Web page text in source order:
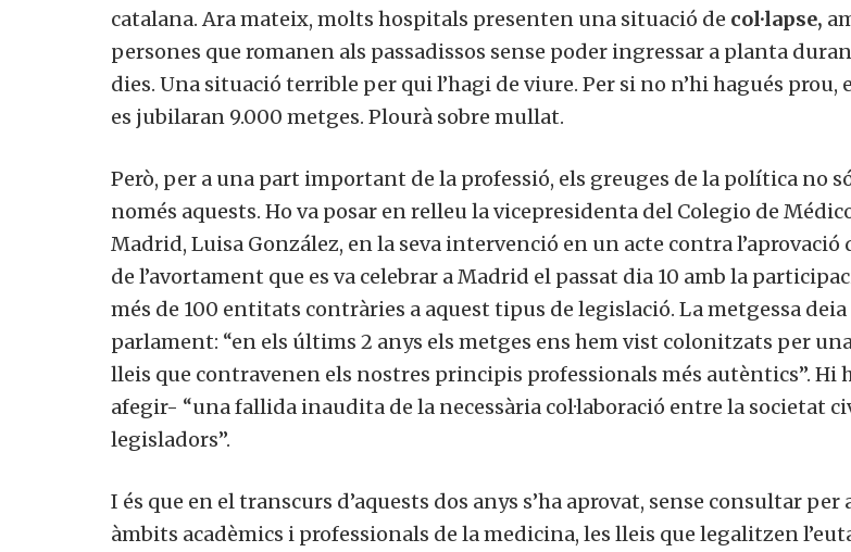
catalana. Ara mateix, molts hospitals presenten una situació de col·lapse,
persones que romanen als passadissos sense poder ingressar a planta
dies. Una situació terrible per qui l’hagi de viure. Per si no n’hi hagués prou,
es jubilaran 9.000 metges. Plourà sobre mullat.
Però, per a una part important de la professió, els greuges de la política no
només aquests. Ho va posar en relleu la vicepresidenta del Colegio de
Madrid, Luisa González, en la seva intervenció en un acte contra l’aprovació
de l’avortament que es va celebrar a Madrid el passat dia 10 amb la
més de 100 entitats contràries a aquest tipus de legislació. La metgessa deia
parlament: “en els últims 2 anys els metges ens hem vist colonitzats per
lleis que contravenen els nostres principis professionals més autèntics”. Hi
afegir- “una fallida inaudita de la necessària col·laboració entre la societat
legisladors”.
I és que en el transcurs d’aquests dos anys s’ha aprovat, sense consultar per
àmbits acadèmics i professionals de la medicina, les lleis que legalitzen